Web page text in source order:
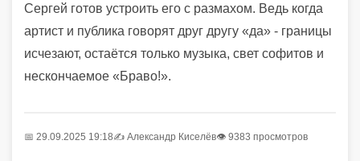
Сергей готов устроить его с размахом. Ведь когда
артист и публика говорят друг другу «да» - границы
исчезают, остаётся только музыка, свет софитов и
нескончаемое «Браво!».
📅 29.09.2025 19:18✍️ Александр Киселёв👁 9383 просмотров